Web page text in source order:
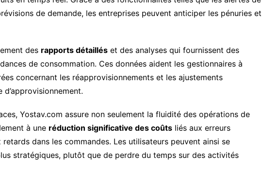
de demande, les entreprises peuvent anticiper les pénuries et
des rapports détaillés et des analyses qui fournissent des
de consommation. Ces données aident les gestionnaires à
concernant les réapprovisionnements et les ajustements
d’approvisionnement.
Yostav.com assure non seulement la fluidité des opérations de
à une réduction significative des coûts liés aux erreurs
retards dans les commandes. Les utilisateurs peuvent ainsi se
stratégiques, plutôt que de perdre du temps sur des activités